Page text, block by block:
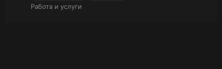
Работа и услуги